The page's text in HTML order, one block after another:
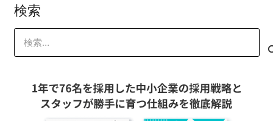
検索
索: